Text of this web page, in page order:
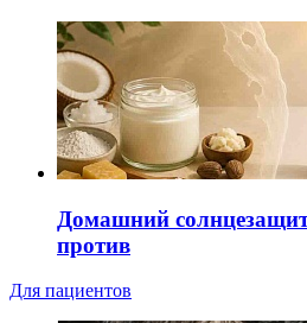
Домашний
против
Для пациентов